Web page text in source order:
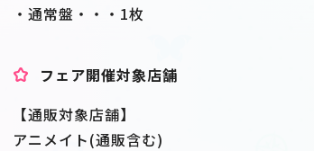
・通常盤・・・1枚
フェア開催対象店舗
【通販対象店舗】
アニメイト(通販含む)